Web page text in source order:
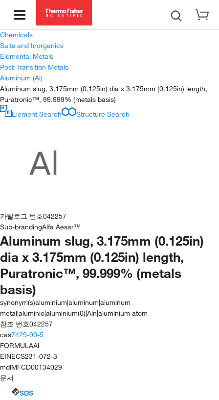
Chemicals
Salts and Inorganics
Elemental Metals
Post-Transition Metals
Aluminum (Al)
Aluminum slug, 3.175mm (0.125in) dia x 3.175mm (0.125in) length,
Puratronic™, 99.999% (metals basis)
Element Search
Structure Search
카탈로그 번호042257
Sub-brandingAlfa Aesar™
Aluminum slug, 3.175mm (0.125in)
dia x 3.175mm (0.125in) length,
Puratronic™, 99.999% (metals
basis)
synonym(s)aluminium|aluminum|aluminum
metal|aluminio|aluminium(0)|Aln|aluminium atom
참조 번호042257
cas7429-90-5
FORMULAAl
EINECS231-072-3
mdlMFCD00134029
문서
SDS